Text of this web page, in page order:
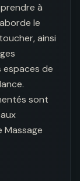
à
le
ainsi
de
sont
Massage